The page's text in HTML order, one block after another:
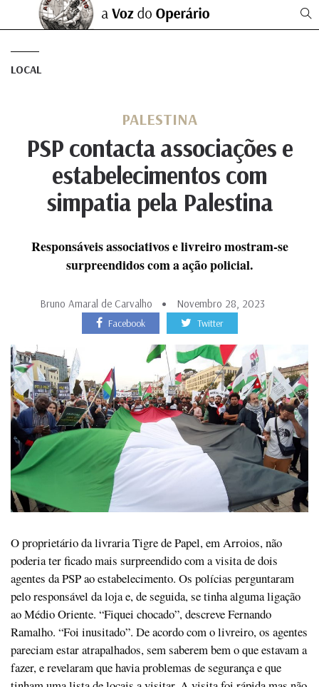
LOCAL
PALESTINA
PSP contacta associações e
estabelecimentos com
simpatia pela Palestina
Responsáveis associativos e livreiro mostram-se
surpreendidos com a ação policial.
Bruno Amaral de Carvalho Novembro 28, 2023
Facebook Twitter
O proprietário da livraria Tigre de Papel, em Arroios, não
poderia ter ficado mais surpreendido com a visita de dois
agentes da PSP ao estabelecimento. Os polícias perguntaram
pelo responsável da loja e, de seguida, se tinha alguma ligação
ao Médio Oriente. “Fiquei chocado”, descreve Fernando
Ramalho. “Foi inusitado”. De acordo com o livreiro, os agentes
pareciam estar atrapalhados, sem saberem bem o que estavam a
fazer, e revelaram que havia problemas de segurança e que